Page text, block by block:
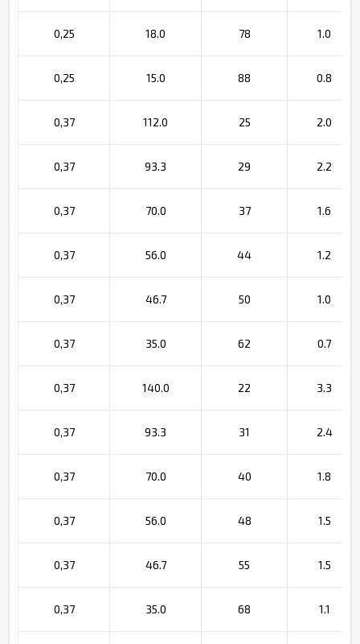
0,25 18.0 78 1.0
0,25 15.0 88 0.8
0,37 112.0 25 2.0
0,37 93.3 29 2.2
0,37 70.0 37 1.6
0,37 56.0 44 1.2
0,37 46.7 50 1.0
0,37 35.0 62 0.7
0,37 140.0 22 3.3
0,37 93.3 31 2.4
0,37 70.0 40 1.8
0,37 56.0 48 1.5
0,37 46.7 55 1.5
0,37 35.0 68 1.1